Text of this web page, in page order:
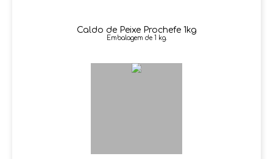
Caldo de Peixe Prochefe 1kg
Embalagem de 1 kg.